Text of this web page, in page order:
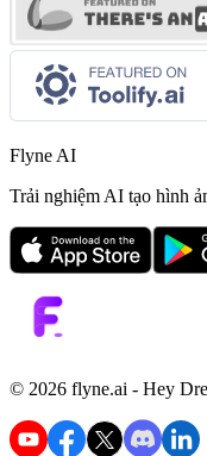
Flyne AI
Trải nghiệm AI tạo hình
©️ 2026 flyne.ai - Hey